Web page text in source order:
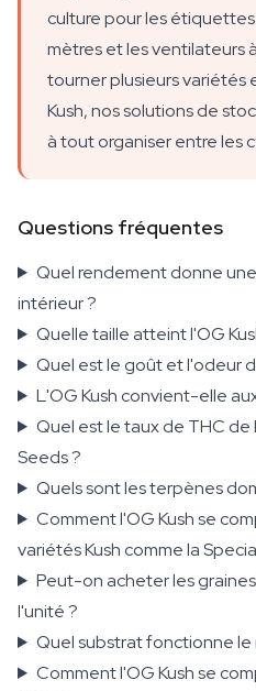
culture pour les
mètres et les ventilateurs
tourner plusieurs variétés
Kush, nos solutions de
à tout organiser entre les
Questions fréquentes
Quel rendement donne
intérieur ?
Quelle taille atteint l'OG
Quel est le goût et l'odeur
L'OG Kush convient-elle
Quel est le taux de THC de
Seeds ?
Quels sont les terpènes
Comment l'OG Kush se
variétés Kush comme la
Peut-on acheter les
l'unité ?
Quel substrat fonctionne le
Comment l'OG Kush se